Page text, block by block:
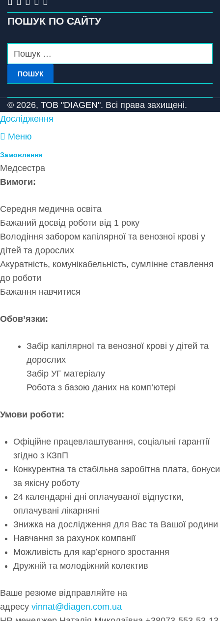
ПОШУК ПО САЙТУ
ПОШУК
© 2026, ТОВ "DIAGEN". Всі права захищені.
Дослідження
Меню
Замовлення
Медсестра
Вимоги:
Середня медична освіта
Бажаний досвід роботи від 1 року
Володіння забором капілярної та венозної крові у
дітей та дорослих
Акуратність, комунікабельність, сумлінне ставлення
до роботи
Бажання навчитися
Обов’язки:
Забір капілярної та венозної крові у дітей та
дорослих
Забір УГ матеріалу
Робота з базою даних на комп’ютері
Умови роботи:
Офіційне працевлаштування, соціальні гарантії
згідно з КЗпП
Конкурентна та стабільна заробітна плата, бонуси
за якісну роботу
24 календарні дні оплачуваної відпустки,
оплачувані лікарняні
Знижка на дослідження для Вас та Вашої родини
Навчання за рахунок компанії
Можливість для кар’єрного зростання
Дружній та молодіжний колектив
Ваше резюме відправляйте на
адресу vinnat@diagen.com.ua